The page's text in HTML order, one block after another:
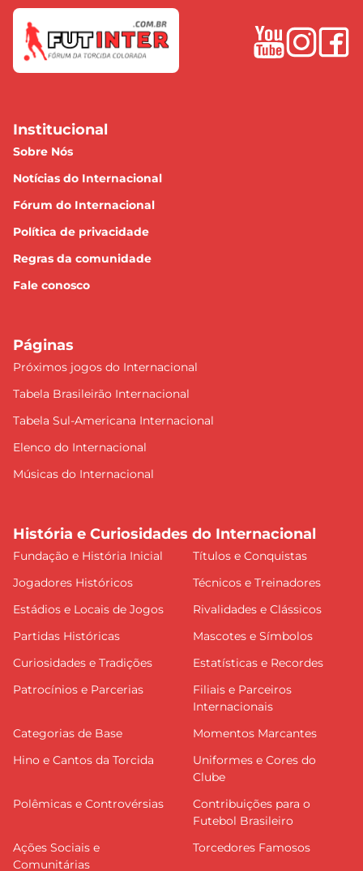
Institucional
Sobre Nós
Notícias do Internacional
Fórum do Internacional
Política de privacidade
Regras da comunidade
Fale conosco
Páginas
Próximos jogos do Internacional
Tabela Brasileirão Internacional
Tabela Sul-Americana Internacional
Elenco do Internacional
Músicas do Internacional
História e Curiosidades do Internacional
Fundação e História Inicial
Títulos e Conquistas
Jogadores Históricos
Técnicos e Treinadores
Estádios e Locais de Jogos
Rivalidades e Clássicos
Partidas Históricas
Mascotes e Símbolos
Curiosidades e Tradições
Estatísticas e Recordes
Patrocínios e Parcerias
Filiais e Parceiros
Internacionais
Categorias de Base
Momentos Marcantes
Hino e Cantos da Torcida
Uniformes e Cores do
Clube
Polêmicas e Controvérsias
Contribuições para o
Futebol Brasileiro
Ações Sociais e
Comunitárias
Torcedores Famosos